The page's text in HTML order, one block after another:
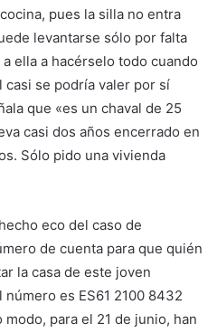
pues la silla no entra
levantarse sólo por falta
ella a hacérselo todo cuando
casi se podría valer por sí
que «es un chaval de 25
casi dos años encerrado en
Sólo pido una vivienda
eco del caso de
de cuenta para que quién
la casa de este joven
es ES61 2100 8432
para el 21 de junio, han